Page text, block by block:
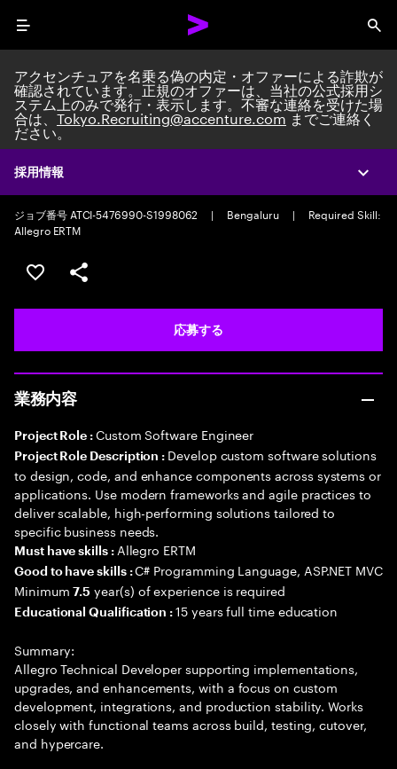
Menu
採用情報
アクセンチュアを名乗る偽の内定・オファーによる詐欺が
確認されています。正規のオファーは、当社の公式採用シ
ステム上のみで発行・表示します。不審な連絡を受けた場
合は、Tokyo.Recruiting@accenture.comまでご連絡く
ださい。
Custom Software Engineer
Packaged Application Development Associate Manager
Full time
ジョブ番号 ATCI-5476990-S1998062
| Bengaluru |
Required Skill:
Allegro ERTM
ポジションを保存する 【首都圏エリア】契約社員（給
シェア
応募する
業務内容
Project Role : Custom Software Engineer
Project Role Description : Develop custom software solutions
to design, code, and enhance components across systems or
applications. Use modern frameworks and agile practices to
deliver scalable, high-performing solutions tailored to
specific business needs.
Must have skills : Allegro ERTM
Good to have skills :C# Programming Language, ASP.NET MVC
Minimum7.5 year(s) of experience is required
Educational Qualification :15 years full time education
Summary:
Allegro Technical Developer supporting implementations,
upgrades, and enhancements, with a focus on custom
development, integrations, and production stability. Works
closely with functional teams across build, testing, cutover,
and hypercare.